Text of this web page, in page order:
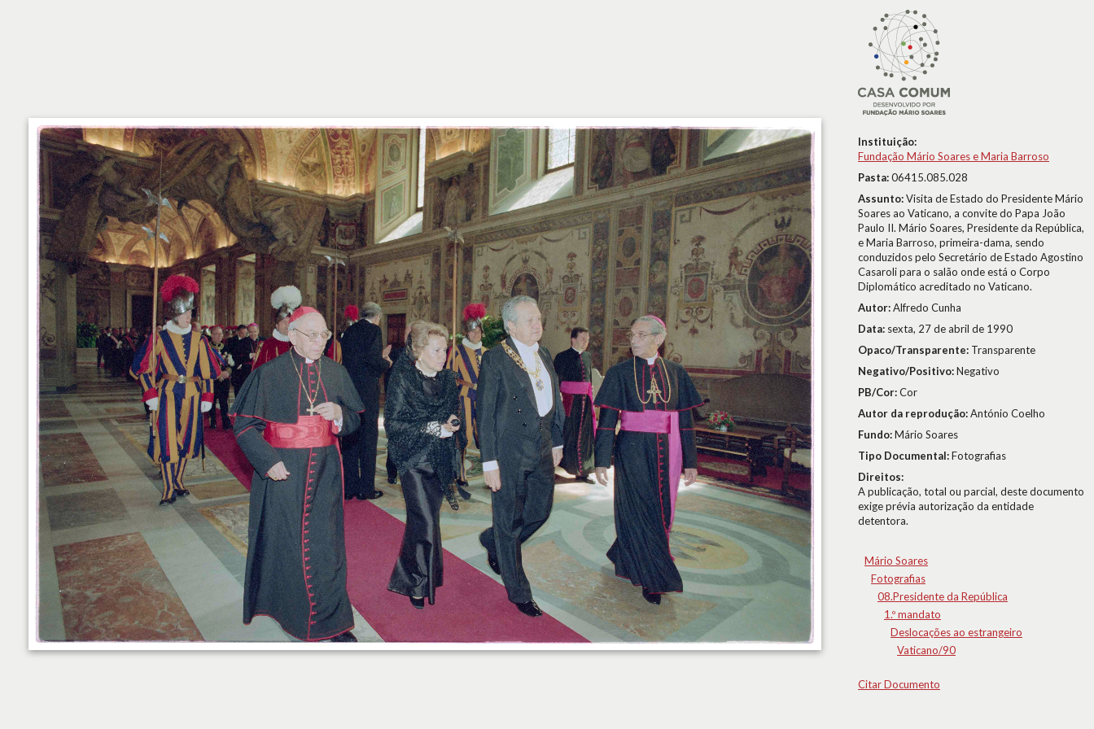
Instituição:
Fundação Mário Soares e Maria Barroso
Pasta:06415.085.028
Assunto:Visita de Estado do Presidente Mário
Soares ao Vaticano, a convite do Papa João
Paulo II. Mário Soares, Presidente da República,
e Maria Barroso, primeira-dama, sendo
conduzidos pelo Secretário de Estado Agostino
Casaroli para o salão onde está o Corpo
Diplomático acreditado no Vaticano.
Autor:Alfredo Cunha
Data: sexta, 27 de abril de 1990
Opaco/Transparente: Transparente
Negativo/Positivo:Negativo
PB/Cor:Cor
Autor da reprodução:António Coelho
Fundo:Mário Soares
Tipo Documental:Fotografias
Direitos:
A publicação, total ou parcial, deste documento
exige prévia autorização da entidade
detentora.
Mário Soares
Fotografias
08.Presidente da República
1.º mandato
Deslocações ao estrangeiro
Vaticano/90
Citar Documento